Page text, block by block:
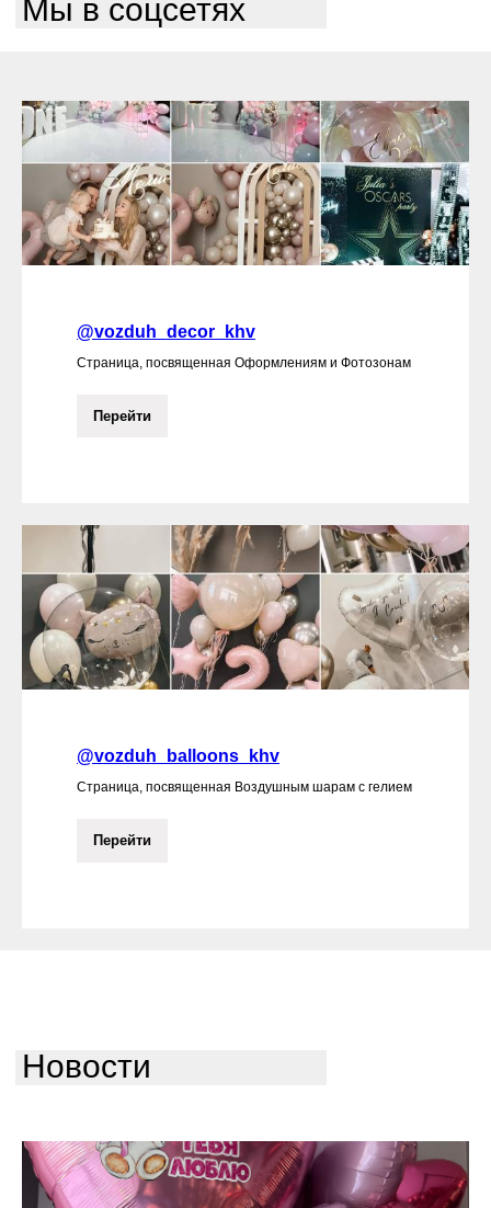
Мы в соцсетях
@vozduh_decor_khv
Страница, посвященная Оформлениям и Фотозонам
Перейти
@vozduh_balloons_khv
Страница, посвященная Воздушным шарам с гелием
Перейти
Новости